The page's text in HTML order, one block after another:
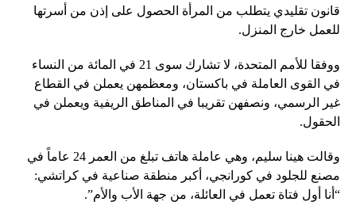
قانون تقليدي يتطلب من المرأة الحصول على إذن من أسرتها
للعمل خارج المنزل.
ووفقا للأمم المتحدة، لا تشارك سوى 21 في المائة من النساء
في القوى العاملة في باكستان، ومعظمهن يعملن في القطاع
غير الرسمي، ونصفهن تقريبا في المناطق الريفية ويعملن في
الحقول.
وقالت هينا سليم، وهي عاملة هاتف تبلغ من العمر 24 عاماً في
مصنع للجلود في كورانجي، أكبر منطقة صناعية في كراتشي:
“أنا أول فتاة تعمل في العائلة، من جهة الأب والأم”.